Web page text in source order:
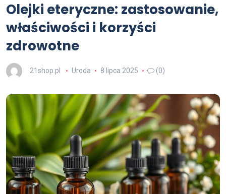
Olejki eteryczne: zastosowanie,
właściwości i korzyści
zdrowotne
21shop.pl Uroda 8 lipca 2025 (0)